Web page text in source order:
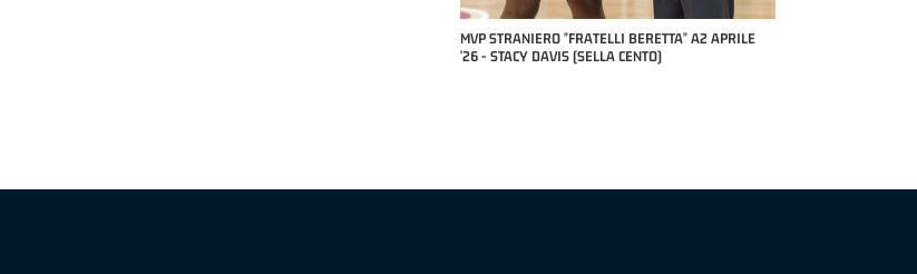
MVP "FRATELLI BERETTA" SAMUEL DILAS B
NAZIONALE APRILE '26 - MARCO RESTELLI (TAV